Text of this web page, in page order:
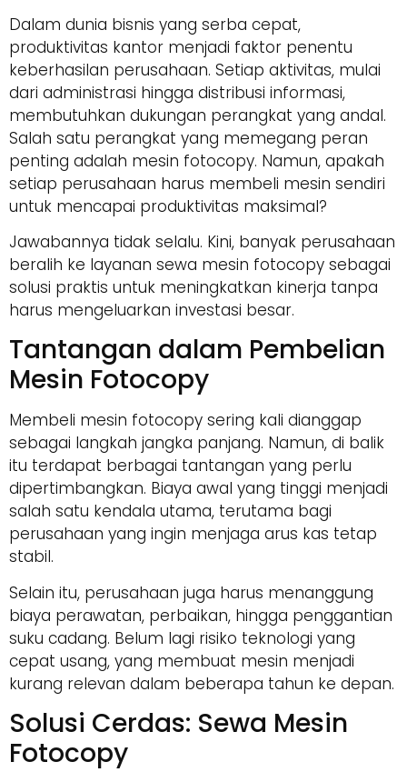
Dalam dunia bisnis yang serba cepat,
produktivitas kantor menjadi faktor penentu
keberhasilan perusahaan. Setiap aktivitas, mulai
dari administrasi hingga distribusi informasi,
membutuhkan dukungan perangkat yang andal.
Salah satu perangkat yang memegang peran
penting adalah mesin fotocopy. Namun, apakah
setiap perusahaan harus membeli mesin sendiri
untuk mencapai produktivitas maksimal?
Jawabannya tidak selalu. Kini, banyak perusahaan
beralih ke layanan sewa mesin fotocopy sebagai
solusi praktis untuk meningkatkan kinerja tanpa
harus mengeluarkan investasi besar.
Tantangan dalam Pembelian
Mesin Fotocopy
Membeli mesin fotocopy sering kali dianggap
sebagai langkah jangka panjang. Namun, di balik
itu terdapat berbagai tantangan yang perlu
dipertimbangkan. Biaya awal yang tinggi menjadi
salah satu kendala utama, terutama bagi
perusahaan yang ingin menjaga arus kas tetap
stabil.
Selain itu, perusahaan juga harus menanggung
biaya perawatan, perbaikan, hingga penggantian
suku cadang. Belum lagi risiko teknologi yang
cepat usang, yang membuat mesin menjadi
kurang relevan dalam beberapa tahun ke depan.
Solusi Cerdas: Sewa Mesin
Fotocopy